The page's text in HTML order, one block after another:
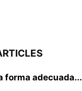
forma adecuada...